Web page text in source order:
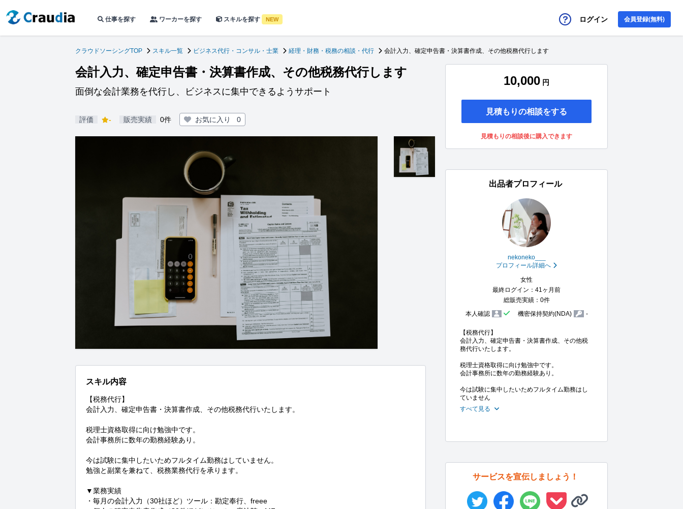
仕事を探す ワーカーを探す スキルを探す NEW ログイン 会員登録(無料)
クラウドソーシングTOP スキル一覧 ビジネス代行・コンサル・士業 経理・財務・税務の相談・代行 会計入力、確定申告書・決算書作成、その他税務代行します
会計入力、確定申告書・決算書作成、その他税務代行します
面倒な会計業務を代行し、ビジネスに集中できるようサポート
評価 - 販売実績 0件 お気に入り 0
スキル内容
【税務代行】
会計入力、確定申告書・決算書作成、その他税務代行いたします。
税理士資格取得に向け勉強中です。
会計事務所に数年の勤務経験あり。
今は試験に集中したいためフルタイム勤務はしていません。
勉強と副業を兼ねて、税務業務代行を承ります。
▼業務実績
・毎月の会計入力（30社ほど）ツール：勘定奉行、freee
10,000 円
見積もりの相談をする
見積もりの相談後に購入できます
出品者プロフィール
nekoneko___
プロフィール詳細へ
女性
最終ログイン：41ヶ月前
総販売実績：0件
本人確認
機密保持契約(NDA) -
【税務代行】
会計入力、確定申告書・決算書作成、その他税
務代行いたします。
税理士資格取得に向け勉強中です。
会計事務所に数年の勤務経験あり。
今は試験に集中したいためフルタイム勤務はし
ていません
すべて見る
サービスを宣伝しましょう！